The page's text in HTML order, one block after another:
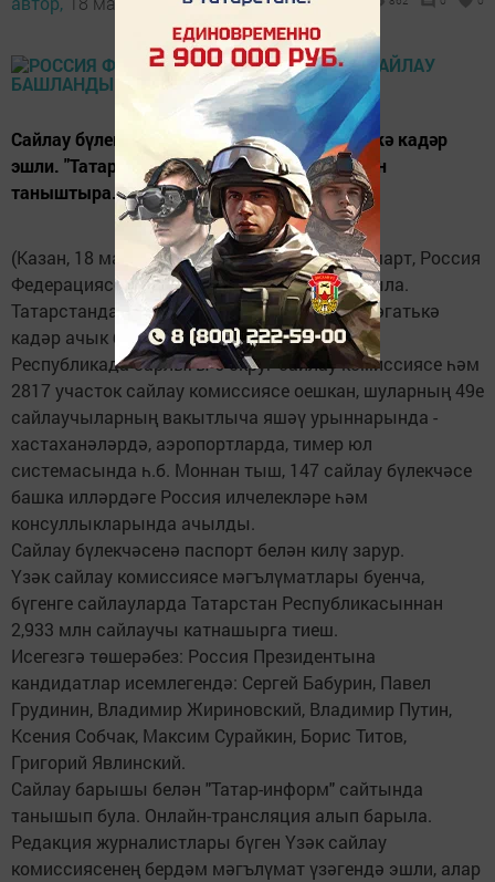
Сайлау бүлекчәләре 8дә ачылды, 20 сәгатькә кадәр
эшли. "Татар-информ" сайлау барышы белән
таныштыра.
(Казан, 18 март, "Татар-информ"). Бүген, 18 март, Россия
Федерациясе Президентын сайлау башкарыла.
Татарстанда сайлау бүлекчәләре 8дән 20 сәгатькә
кадәр ачык булачак.
Республикада барлыгы 6 округ сайлау комиссиясе һәм
2817 участок сайлау комиссиясе оешкан, шуларның 49е
сайлаучыларның вакытлыча яшәү урыннарында -
хастаханәләрдә, аэропортларда, тимер юл
системасында һ.б. Моннан тыш, 147 сайлау бүлекчәсе
башка илләрдәге Россия илчелекләре һәм
консуллыкларында ачылды.
Сайлау бүлекчәсенә паспорт белән килү зарур.
Үзәк сайлау комиссиясе мәгълүматлары буенча,
бүгенге сайлауларда Татарстан Республикасыннан
2,933 млн сайлаучы катнашырга тиеш.
Исегезгә төшерәбез: Россия Президентына
кандидатлар исемлегендә: Сергей Бабурин, Павел
Грудинин, Владимир Жириновский, Владимир Путин,
Ксения Собчак, Максим Сурайкин, Борис Титов,
Григорий Явлинский.
Сайлау барышы белән "Татар-информ" сайтында
танышып була. Онлайн-трансляция алып барыла.
Редакция журналистлары бүген Үзәк сайлау
комиссиясенең бердәм мәгълүмат үзәгендә эшли, алар